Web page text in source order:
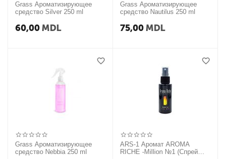
Grass Ароматизирующее
средство Silver 250 ml
60,00 MDL
Grass Ароматизирующее
средство Nautilus 250 ml
75,00 MDL
Grass Ароматизирующее
средство Nebbia 250 ml
ARS-1 Аромат AROMA
RICHE -Million №1 (Спрей